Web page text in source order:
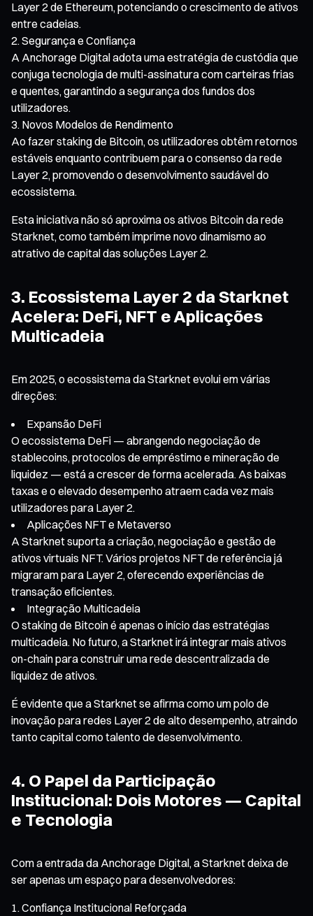
Layer 2 de Ethereum, potenciando o crescimento de ativos
entre cadeias.
Segurança e Confiança
A Anchorage Digital adota uma estratégia de custódia que
conjuga tecnologia de multi-assinatura com carteiras frias
e quentes, garantindo a segurança dos fundos dos
utilizadores.
Novos Modelos de Rendimento
Ao fazer staking de Bitcoin, os utilizadores obtêm retornos
estáveis enquanto contribuem para o consenso da rede
Layer 2, promovendo o desenvolvimento saudável do
ecossistema.
Esta iniciativa não só aproxima os ativos Bitcoin da rede
Starknet, como também imprime novo dinamismo ao
atrativo de capital das soluções Layer 2.
3. Ecossistema Layer 2 da Starknet
Acelera: DeFi, NFT e Aplicações
Multicadeia
Em 2025, o ecossistema da Starknet evolui em várias
direções:
Expansão DeFi
O ecossistema DeFi — abrangendo negociação de
stablecoins, protocolos de empréstimo e mineração de
liquidez — está a crescer de forma acelerada. As baixas
taxas e o elevado desempenho atraem cada vez mais
utilizadores para Layer 2.
Aplicações NFT e Metaverso
A Starknet suporta a criação, negociação e gestão de
ativos virtuais NFT. Vários projetos NFT de referência já
migraram para Layer 2, oferecendo experiências de
transação eficientes.
Integração Multicadeia
O staking de Bitcoin é apenas o início das estratégias
multicadeia. No futuro, a Starknet irá integrar mais ativos
on-chain para construir uma rede descentralizada de
liquidez de ativos.
É evidente que a Starknet se afirma como um polo de
inovação para redes Layer 2 de alto desempenho, atraindo
tanto capital como talento de desenvolvimento.
4. O Papel da Participação
Institucional: Dois Motores — Capital
e Tecnologia
Com a entrada da Anchorage Digital, a Starknet deixa de
ser apenas um espaço para desenvolvedores:
Confiança Institucional Reforçada